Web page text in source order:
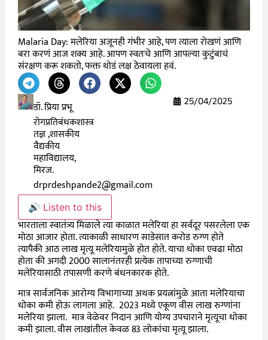
Malaria Day: मलेरिया अजूनही गंभीर आहे, पण त्याला रोखणं आणि
बरा करणं आज शक्य आहे. आपण स्वतःचे आणि आपल्या कुटुंबाचं
संरक्षण करू शकतो, फक्त थोडं लक्ष ठेवायला हवं.
डॉ. प्रिया प्रभू
रोगप्रतिबंधकशास्त्र
तज्ञ ,शासकीय
वैद्यकीय
महाविद्यालय,
मिरज.
drprdeshpande2@gmail.com
25/04/2025
🔊 Listen to this
भारताला स्वातंत्र्य मिळाले त्या काळात मलेरिया हा सर्वदूर पसरलेला एक
मोठा आजार होता. त्याकाळी साधारण साडेसात करोड रुग्ण होते
त्यापैकी आठ लाख मृत्यू मलेरियामुळे होत होते. याचा धोका एवढा मोठा
होता की अगदी 2000 सालानंतरही प्रत्येक तापाच्या रुग्णाची
मलेरियासाठी तपासणी करणे बंधनकारक होते.
मात्र सार्वजनिक आरोग्य विभागाच्या अथक प्रयत्नांमुळे आता मलेरियाचा
धोका कमी होऊ लागला आहे. 2023 मध्ये एकूण वीस लाख रुग्णांना
मलेरिया झाला. मात्र वेळेवर निदान आणि योग्य उपचाराने मृत्यूचा धोका
कमी झाला. वीस लाखांतील केवळ 83 लोकांचा मृत्यू झाला.